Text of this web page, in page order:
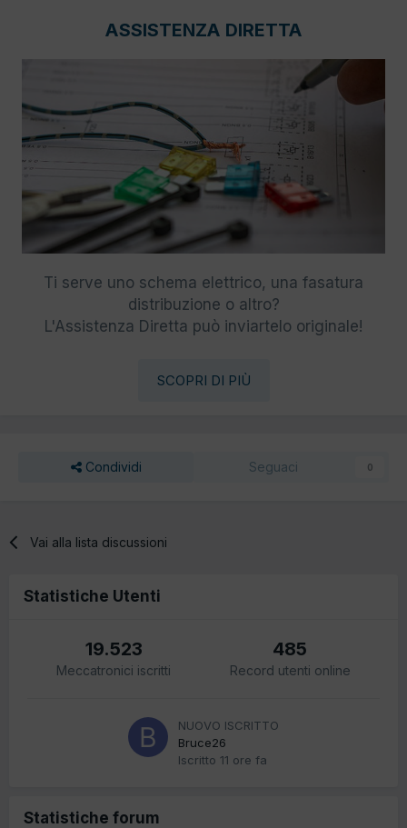
ASSISTENZA DIRETTA
Ti serve uno schema elettrico, una fasatura
distribuzione o altro?
L'Assistenza Diretta può inviartelo originale!
SCOPRI DI PIÙ
Condividi Seguaci 0
Vai alla lista discussioni
Statistiche Utenti
19.523
Meccatronici iscritti
485
Record utenti online
NUOVO ISCRITTO
Bruce26
Iscritto 11 ore fa
Statistiche forum